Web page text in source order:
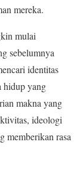
mereka.
mulai
sebelumnya
identitas
hidup yang
makna yang
ideologi
memberikan rasa